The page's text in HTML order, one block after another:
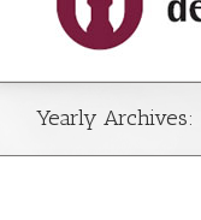
Yearly Archives: